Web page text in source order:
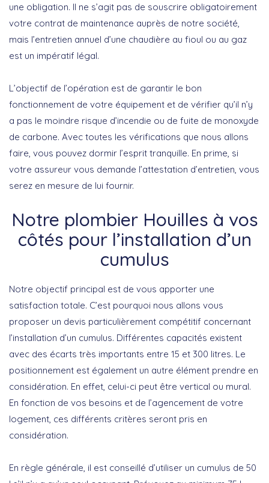
une obligation. Il ne s’agit pas de souscrire obligatoirement
votre contrat de maintenance auprès de notre société,
mais l’entretien annuel d’une chaudière au fioul ou au gaz
est un impératif légal.
L’objectif de l’opération est de garantir le bon
fonctionnement de votre équipement et de vérifier qu’il n’y
a pas le moindre risque d’incendie ou de fuite de monoxyde
de carbone. Avec toutes les vérifications que nous allons
faire, vous pouvez dormir l’esprit tranquille. En prime, si
votre assureur vous demande l’attestation d’entretien, vous
serez en mesure de lui fournir.
Notre plombier Houilles à vos
côtés pour l’installation d’un
cumulus
Notre objectif principal est de vous apporter une
satisfaction totale. C’est pourquoi nous allons vous
proposer un devis particulièrement compétitif concernant
l’installation d’un cumulus. Différentes capacités existent
avec des écarts très importants entre 15 et 300 litres. Le
positionnement est également un autre élément prendre en
considération. En effet, celui-ci peut être vertical ou mural.
En fonction de vos besoins et de l’agencement de votre
logement, ces différents critères seront pris en
considération.
En règle générale, il est conseillé d’utiliser un cumulus de 50